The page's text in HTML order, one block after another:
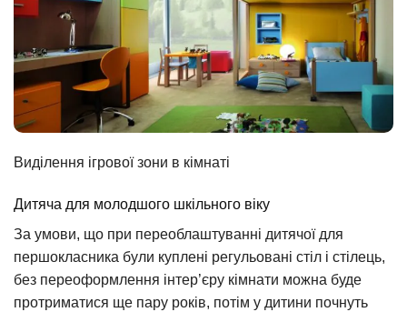
Виділення ігрової зони в кімнаті
Дитяча для молодшого шкільного віку
За умови, що при переоблаштуванні дитячої для
першокласника були куплені регульовані стіл і стілець,
без переоформлення інтер’єру кімнати можна буде
протриматися ще пару років, потім у дитини почнуть